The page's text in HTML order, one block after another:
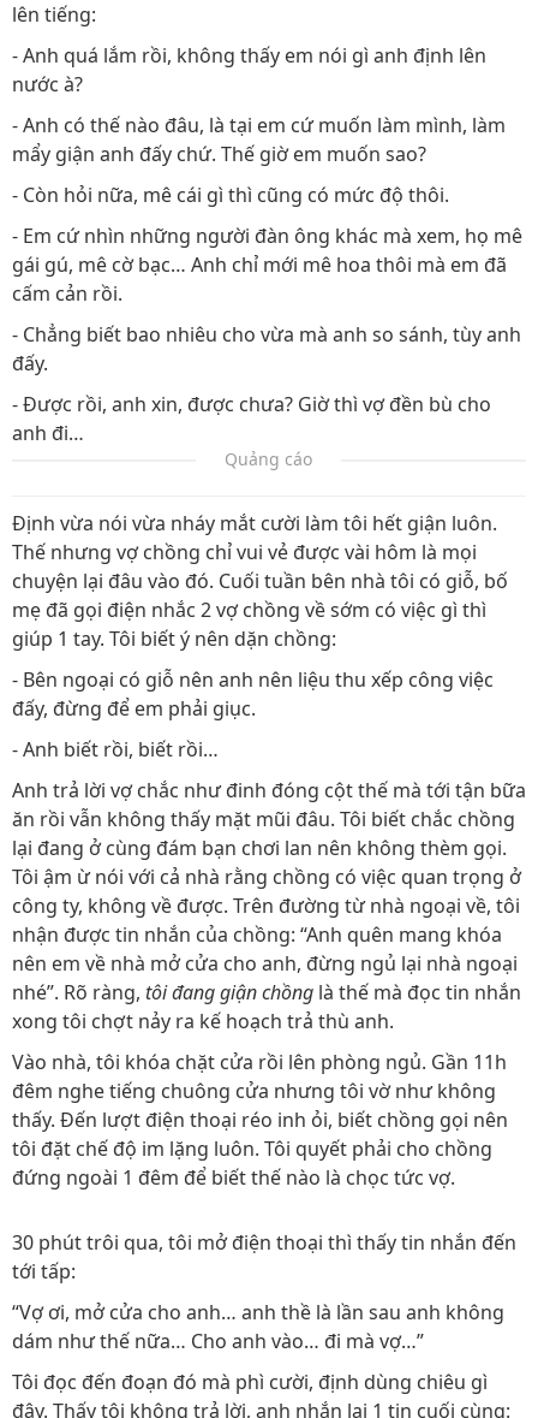
lên tiếng:
- Anh quá lắm rồi, không thấy em nói gì anh định lên
nước à?
- Anh có thế nào đâu, là tại em cứ muốn làm mình, làm
mẩy giận anh đấy chứ. Thế giờ em muốn sao?
- Còn hỏi nữa, mê cái gì thì cũng có mức độ thôi.
- Em cứ nhìn những người đàn ông khác mà xem, họ mê
gái gú, mê cờ bạc… Anh chỉ mới mê hoa thôi mà em đã
cấm cản rồi.
- Chẳng biết bao nhiêu cho vừa mà anh so sánh, tùy anh
đấy.
- Được rồi, anh xin, được chưa? Giờ thì vợ đền bù cho
anh đi…
Quảng cáo
Định vừa nói vừa nháy mắt cười làm tôi hết giận luôn.
Thế nhưng vợ chồng chỉ vui vẻ được vài hôm là mọi
chuyện lại đâu vào đó. Cuối tuần bên nhà tôi có giỗ, bố
mẹ đã gọi điện nhắc 2 vợ chồng về sớm có việc gì thì
giúp 1 tay. Tôi biết ý nên dặn chồng:
- Bên ngoại có giỗ nên anh nên liệu thu xếp công việc
đấy, đừng để em phải giục.
- Anh biết rồi, biết rồi…
Anh trả lời vợ chắc như đinh đóng cột thế mà tới tận bữa
ăn rồi vẫn không thấy mặt mũi đâu. Tôi biết chắc chồng
lại đang ở cùng đám bạn chơi lan nên không thèm gọi.
Tôi ậm ừ nói với cả nhà rằng chồng có việc quan trọng ở
công ty, không về được. Trên đường từ nhà ngoại về, tôi
nhận được tin nhắn của chồng: “Anh quên mang khóa
nên em về nhà mở cửa cho anh, đừng ngủ lại nhà ngoại
nhé”. Rõ ràng, tôi đang giận chồng là thế mà đọc tin nhắn
xong tôi chợt nảy ra kế hoạch trả thù anh.
Vào nhà, tôi khóa chặt cửa rồi lên phòng ngủ. Gần 11h
đêm nghe tiếng chuông cửa nhưng tôi vờ như không
thấy. Đến lượt điện thoại réo inh ỏi, biết chồng gọi nên
tôi đặt chế độ im lặng luôn. Tôi quyết phải cho chồng
đứng ngoài 1 đêm để biết thế nào là chọc tức vợ.
30 phút trôi qua, tôi mở điện thoại thì thấy tin nhắn đến
tới tấp:
“Vợ ơi, mở cửa cho anh… anh thề là lần sau anh không
dám như thế nữa… Cho anh vào… đi mà vợ…”
Tôi đọc đến đoạn đó mà phì cười, định dùng chiêu gì
đây. Thấy tôi không trả lời, anh nhắn lại 1 tin cuối cùng: